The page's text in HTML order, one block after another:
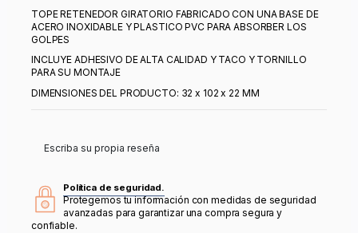
TOPE RETENEDOR GIRATORIO FABRICADO CON UNA BASE DE
ACERO INOXIDABLE Y PLASTICO PVC PARA ABSORBER LOS
GOLPES
INCLUYE ADHESIVO DE ALTA CALIDAD Y TACO Y TORNILLO
PARA SU MONTAJE
DIMENSIONES DEL PRODUCTO: 32 x 102 x 22 MM
Escriba su propia reseña
Política de seguridad.
Protegemos tu información con medidas de seguridad
avanzadas para garantizar una compra segura y
confiable.